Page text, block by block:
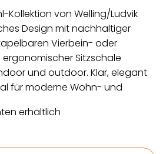
Kollektion von Welling/Ludvik
Design mit nachhaltiger
Vierbein- oder
Sitzschale
und outdoor. Klar, elegant
für moderne Wohn- und
erhältlich